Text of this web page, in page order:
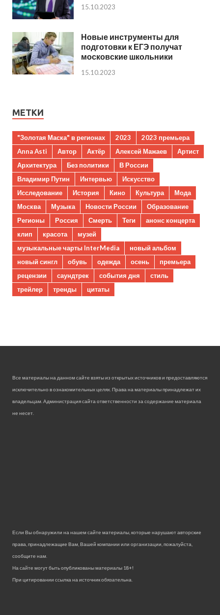
15.10.2023
Новые инструменты для
подготовки к ЕГЭ получат
московские школьники
15.10.2023
МЕТКИ
"Золотая Маска" в регионах 2023
2023 премьера
Anna Asti
Автор Актёр Алексей Мажаев
Артист
Архитектура
Без политики
В России
Владимир Путин
Интервью
Искусство
Исследование
История Кино Культура
Мода
Москва
Музыка Новости России
Образование
Регионы
Россия Смерть Теги
анонс концерта
клип
красота
музей
музыкальные чарты InterMedia
новый альбом
новый сингл
обувь одежда осень
премьера
рецензии
саундтрек события дня
стиль
трейлер
тренды цитаты
Все материалы на данном сайте взяты из открытых источников и предоставляются
исключительно в ознакомительных целях. Права на материалы принадлежат их
владельцам. Администрация сайта ответственности за содержание материала
не несет.
Если Вы обнаружили на нашем сайте материалы, которые нарушают авторские
права, принадлежащие Вам, Вашей компании или организации, пожалуйста,
сообщите нам.
На сайте могут быть опубликованы материалы 18+!
При цитировании ссылка на источник обязательна.